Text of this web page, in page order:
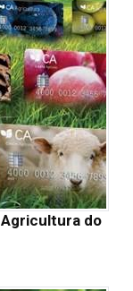
Agricultura do